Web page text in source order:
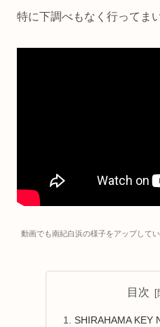
特に下調べもなく行ってま
動画でも南紀白浜の様子をアップしてい
目次
SHIRAHAMA KEY